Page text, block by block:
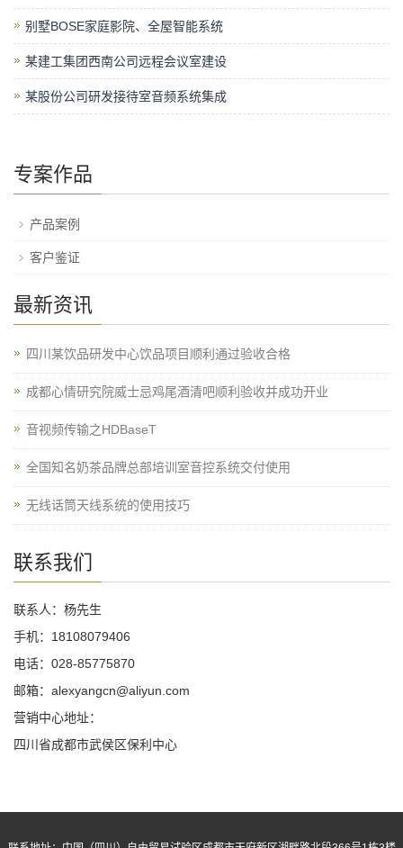
别墅BOSE家庭影院、全屋智能系统
某建工集团西南公司远程会议室建设
某股份公司研发接待室音频系统集成
专案作品
产品案例
客户鉴证
最新资讯
四川某饮品研发中心饮品项目顺利通过验收合格
成都心情研究院威士忌鸡尾酒清吧顺利验收并成功开业
音视频传输之HDBaseT
全国知名奶茶品牌总部培训室音控系统交付使用
无线话筒天线系统的使用技巧
联系我们
联系人：杨先生
手机：18108079406
电话：028-85775870
邮箱：alexyangcn@aliyun.com
营销中心地址：
四川省成都市武侯区保利中心